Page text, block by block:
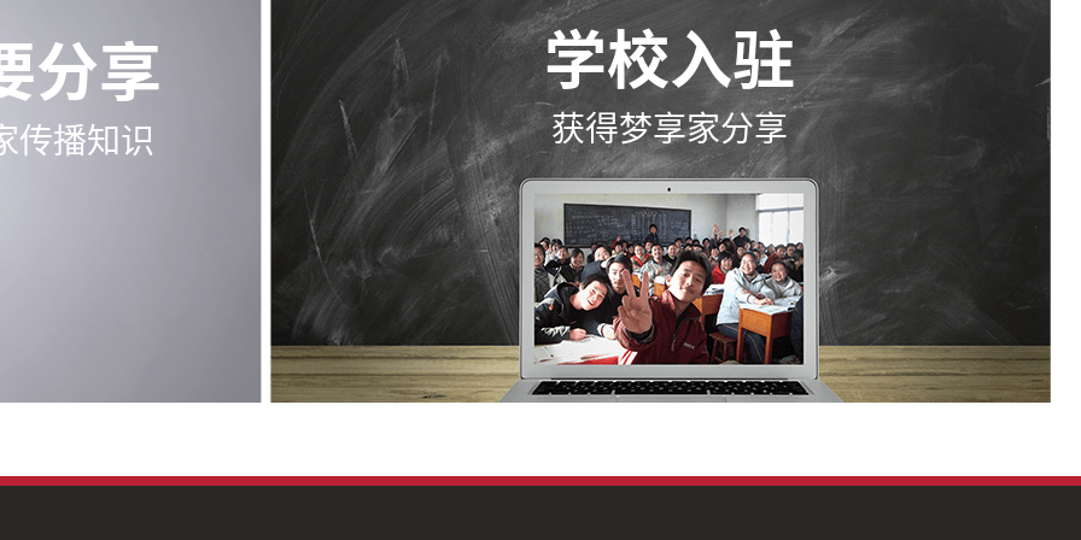
分享
传播知识
学校入驻
获得梦享家分享